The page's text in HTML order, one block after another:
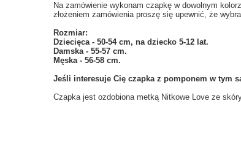
Na zamówienie wykonam czapkę w dowolnym
złożeniem zamówienia proszę się upewnić, że
Rozmiar:
Dziecięca - 50-54 cm, na dziecko 5-12 lat.
Damska - 55-57 cm.
Męska - 56-58 cm.
Jeśli interesuje Cię czapka z pomponem w tym
Czapka jest ozdobiona metką Nitkowe Love ze